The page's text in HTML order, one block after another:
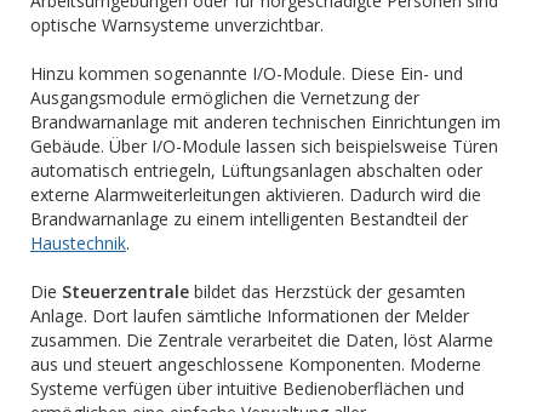
optische Warnsysteme unverzichtbar.
Hinzu kommen sogenannte I/O-Module. Diese Ein- und
Ausgangsmodule ermöglichen die Vernetzung der
Brandwarnanlage mit anderen technischen Einrichtungen im
Gebäude. Über I/O-Module lassen sich beispielsweise Türen
automatisch entriegeln, Lüftungsanlagen abschalten oder
externe Alarmweiterleitungen aktivieren. Dadurch wird die
Brandwarnanlage zu einem intelligenten Bestandteil der
Haustechnik.
Die Steuerzentrale bildet das Herzstück der gesamten
Anlage. Dort laufen sämtliche Informationen der Melder
zusammen. Die Zentrale verarbeitet die Daten, löst Alarme
aus und steuert angeschlossene Komponenten. Moderne
Systeme verfügen über intuitive Bedienoberflächen und